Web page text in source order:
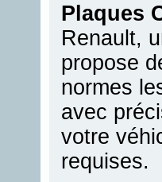
Plaques
Renault,
propose
normes
avec
votre
requises.